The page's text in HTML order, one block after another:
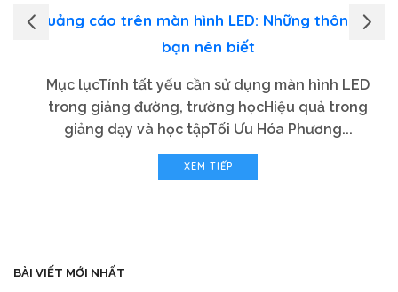
Quảng cáo trên màn hình LED: Những thông tin
bạn nên biết
Mục lụcTính tất yếu cần sử dụng màn hình LED
trong giảng đường, trường họcHiệu quả trong
giảng dạy và học tậpTối Ưu Hóa Phương...
XEM TIẾP
BÀI VIẾT MỚI NHẤT